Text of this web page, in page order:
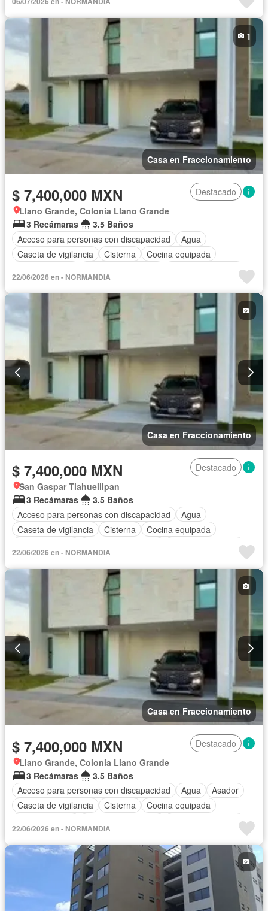
Recámara con closet Azotea
Vista panorámica
Zonas verdes
Casa en Fraccionamiento
1
$ 7,400,000 MXN
Destacado
Llano Grande, Colonia Llano Grande
3 Recámaras
3.5 Baños
Acceso para personas con discapacidad
Agua
Caseta de vigilancia
Cisterna
Cocina equipada
Electricidad
Estacionamiento
Recámara con closet
Seguridad
Zonas verdes
Sin amueblar
22/06/2026 en - NORMANDIA
Casa en Fraccionamiento
$ 7,400,000 MXN
Destacado
San Gaspar Tlahuelilpan
3 Recámaras
3.5 Baños
Acceso para personas con discapacidad
Agua
Caseta de vigilancia
Cisterna
Cocina equipada
Electricidad
Estacionamiento
Recámara con closet
Seguridad Zonas verdes
22/06/2026 en - NORMANDIA
Casa en Fraccionamiento
$ 7,400,000 MXN
Destacado
Llano Grande, Colonia Llano Grande
3 Recámaras
3.5 Baños
Acceso para personas con discapacidad
Agua
Asador
Caseta de vigilancia
Cisterna
Cocina equipada
Electricidad
Estacionamiento
Recámara con closet
Seguridad Zonas verdes
22/06/2026 en - NORMANDIA